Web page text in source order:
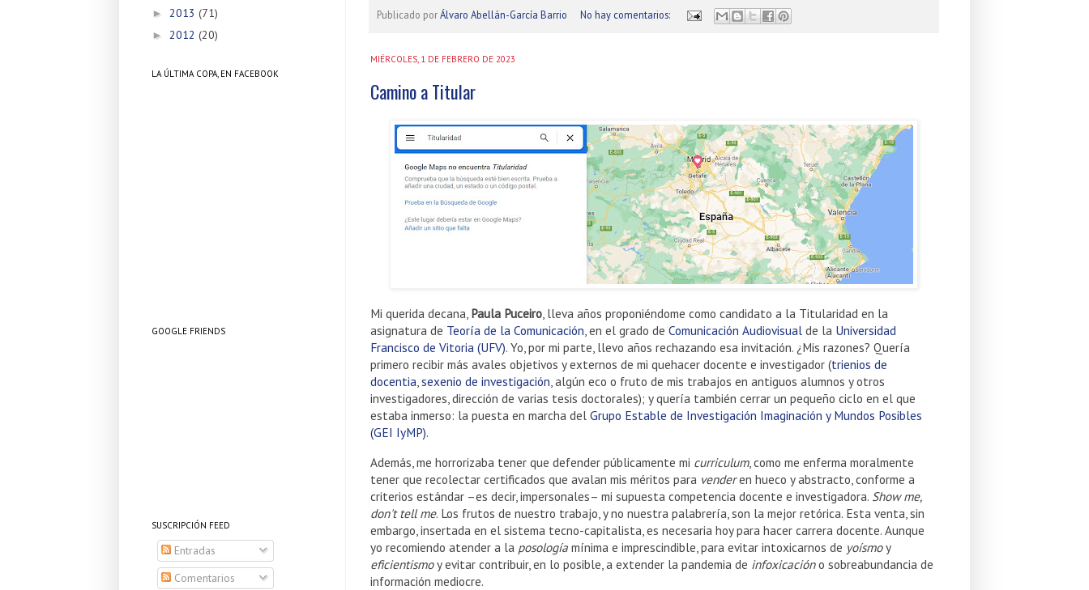
Publicado porÁlvaro Abellán-García Barrio No hay comentarios:
MIÉRCOLES, 1 DE FEBRERO DE 2023
Camino a Titular
Mi querida decana, Paula Puceiro, lleva años proponiéndome como candidato a la Titularidad en la
asignatura de Teoría de la Comunicación, en el grado de Comunicación Audiovisual de la Universidad
Francisco de Vitoria (UFV). Yo, por mi parte, llevo años rechazando esa invitación. ¿Mis razones? Quería
primero recibir más avales objetivos y externos de mi quehacer docente e investigador (trienios de
docentia,sexenio de investigación, algún eco o fruto de mis trabajos en antiguos alumnos y otros
investigadores, dirección de varias tesis doctorales); y quería también cerrar un pequeño ciclo en el que
estaba inmerso: la puesta en marcha del Grupo Estable de Investigación Imaginación y Mundos Posibles
(GEI IyMP).
Además, me horrorizaba tener que defender públicamente mi curriculum, como me enferma moralmente
tener que recolectar certificados que avalan mis méritos para venderen hueco y abstracto, conforme a
criterios estándar –es decir, impersonales– mi supuesta competencia docente e investigadora. Show me,
don't tell me. Los frutos de nuestro trabajo, y no nuestra palabrería, son la mejor retórica. Esta venta, sin
embargo, insertada en el sistema tecno-capitalista, es necesaria hoy para hacer carrera docente. Aunque
yo recomiendo atender a la posología mínima e imprescindible, para evitar intoxicarnos de yoísmoy
eficientismoy evitar contribuir, en lo posible, a extender la pandemia de infoxicacióno sobreabundancia de
información mediocre.
► 2013 (71)
► 2012 (20)
LA ÚLTIMA COPA, EN FACEBOOK
GOOGLE FRIENDS
SUSCRIPCIÓN FEED
Entradas
Comentarios